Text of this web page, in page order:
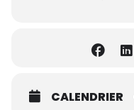
CALENDRIER